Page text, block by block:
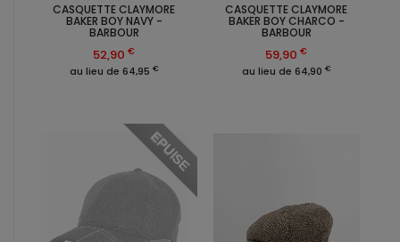
CASQUETTE CLAYMORE
BAKER BOY NAVY -
BARBOUR
52,90€
au lieu de 64,95 €
CASQUETTE CLAYMORE
BAKER BOY CHARCO -
BARBOUR
59,90€
au lieu de 64,90 €
EPUISE